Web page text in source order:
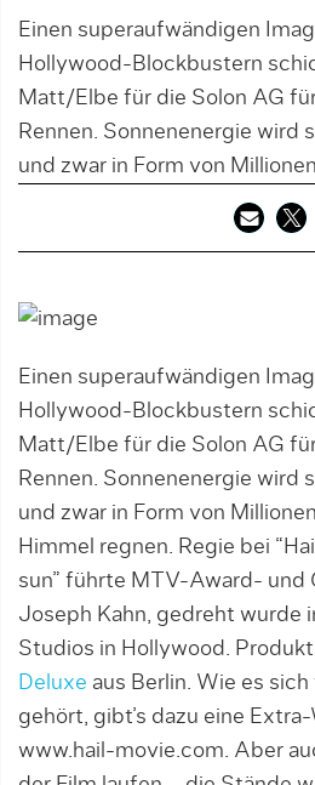
Einen superaufwändigen
Hollywood-Blockbustern
Matt/Elbe für die Solon AG
Rennen. Sonnenenergie wird
und zwar in Form von
Einen superaufwändigen
Hollywood-Blockbustern
Matt/Elbe für die Solon AG
Rennen. Sonnenenergie wird
und zwar in Form von
Himmel regnen. Regie bei
sun” führte MTV-Award- und
Joseph Kahn, gedreht wurde
Studios in Hollywood.
Deluxe aus Berlin. Wie es
gehört, gibt’s dazu eine
www.hail-movie.com. Aber